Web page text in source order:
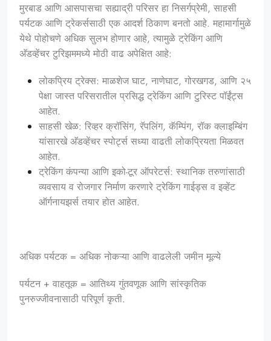
मुरबाड आणि आसपासचा सह्याद्री परिसर हा निसर्गप्रेमी, साहसी
पर्यटक आणि ट्रेकर्ससाठी एक आदर्श ठिकाण बनतो आहे. महामार्गामुळे
येथे पोहोचणे अधिक सुलभ होणार आहे, त्यामुळे ट्रेकिंग आणि
अ‍ॅडव्हेंचर टुरिझममध्ये मोठी वाढ अपेक्षित आहे:
लोकप्रिय ट्रेक्स: माळशेज घाट, नाणेघाट, गोरखगड, आणि २५
पेक्षा जास्त परिसरातील प्रसिद्ध ट्रेकिंग आणि टुरिस्ट पॉईंट्स
आहेत.
साहसी खेळ: रिव्हर क्रॉसिंग, रॅपलिंग, कॅम्पिंग, रॉक क्लाइम्बिंग
यांसारखे अ‍ॅडव्हेंचर स्पोर्ट्स सध्या वाढती लोकप्रियता मिळवत
आहेत.
ट्रेकिंग कंपन्या आणि इको-टूर ऑपरेटर्स: स्थानिक तरुणांसाठी
व्यवसाय व रोजगार निर्माण करणारे ट्रेकिंग गाईड्स व इव्हेंट
ऑर्गनायझर्स तयार होत आहेत.
अधिक पर्यटक = अधिक नोकऱ्या आणि वाढलेली जमीन मूल्ये
पर्यटन + वाहतूक = आतिथ्य गुंतवणूक आणि सांस्कृतिक
पुनरुज्जीवनासाठी परिपूर्ण कृती.